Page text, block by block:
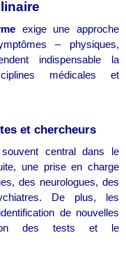
exige une approche
– physiques,
indispensable la
médicales et
et chercheurs
central dans le
une prise en charge
des neurologues, des
De plus, les
de nouvelles
des tests et le